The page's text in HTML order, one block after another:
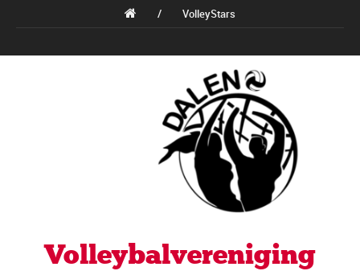
/ VolleyStars
Volleybalvereniging